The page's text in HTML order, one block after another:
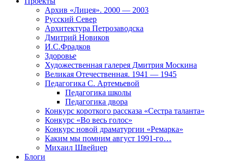
Архив «Лицея». 2000 — 2003
Русский Север
Архитектура Петрозаводска
Дмитрий Новиков
И.С.Фрадков
Здоровье
Художественная галерея Дмитрия Москина
Великая Отечественная. 1941 — 1945
Педагогика С. Артемьевой
Педагогика школы
Педагогика двора
Конкурс короткого рассказа «Сестра таланта»
Конкурс «Во весь голос»
Конкурс новой драматургии «Ремарка»
Каким мы помним август 1991-го…
Михаил Швейцер
Блоги